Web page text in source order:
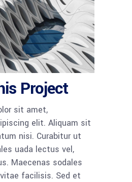
Project
sit amet,
elit. Aliquam sit
nisi. Curabitur ut
uada lectus vel,
Maecenas sodales
facilisis. Sed et